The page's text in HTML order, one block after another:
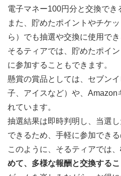
電子マネー100円分と交換でき
また、貯めたポイントやチケ
ら）でも抽選や交換に使用でき
そるティアでは、貯めたポイ
に参加することもできます。
懸賞の賞品としては、セブン
子、アイスなど）や、Amazon
れています。
抽選結果は即時判明し、当選
できるため、手軽に参加できる
このように、そるティアでは、
めて、多様な報酬と交換する